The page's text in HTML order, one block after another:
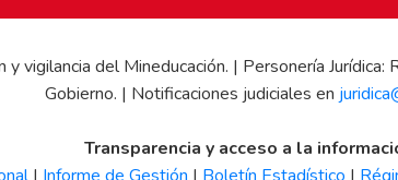
y vigilancia del Mineducación. | Personería
Gobierno. | Notificaciones judiciales en
Transparencia y acceso a la